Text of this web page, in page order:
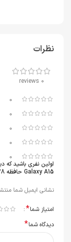
نظرات
0 reviews
0
0
0
0
0
اولین نفری باشید که
Galaxy A15 حافظه 128 گیگابایت و رم 6 گیگابایت”
نشانی ایمیل شما
امتیاز شما*
دیدگاه شما*